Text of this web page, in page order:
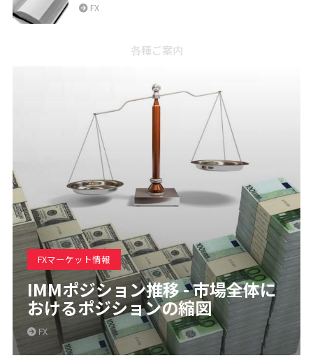
FX
各種ご案内
FXマーケット情報
IMMポジション推移 - 市場全体に
おけるポジションの縮図
FX